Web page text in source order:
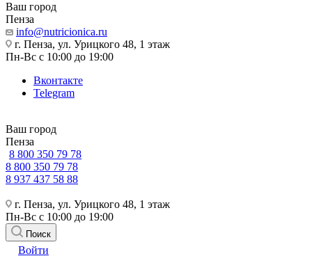
Ваш город
Пенза
info@nutricionica.ru
г. Пенза, ул. Урицкого 48, 1 этаж
Пн-Вс с 10:00 до 19:00
Вконтакте
Telegram
Ваш город
Пенза
8 800 350 79 78
8 800 350 79 78
8 937 437 58 88
г. Пенза, ул. Урицкого 48, 1 этаж
Пн-Вс с 10:00 до 19:00
Поиск
Войти